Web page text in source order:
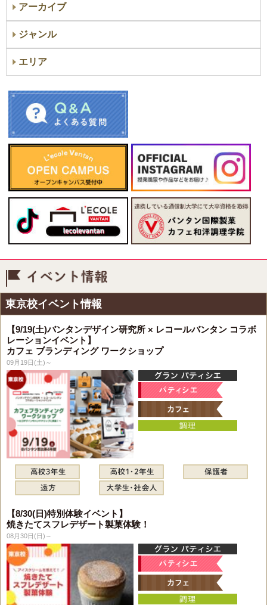
アーカイブ
ジャンル
エリア
東京校イベント情報
【9/19(土)バンタンデザイン研究所 × レコールバンタン コラボ
レーションイベント】
カフェ ブランディング ワークショップ
09月19日(土)～
【8/30(日)特別体験イベント】
焼きたてスフレデザート製菓体験！
08月30日(日)～